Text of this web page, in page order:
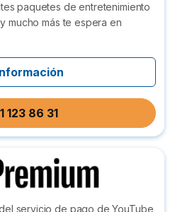
paquetes de entretenimiento
mucho más te espera en
123 86 31
servicio de pago de YouTube